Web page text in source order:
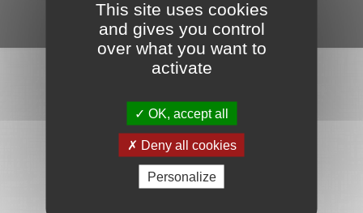
Plan du site
FAQ
Contact
Ce service est proposé par6Tzen
This site uses cookies
and gives you control
over what you want to
activate
OK, accept all
Deny all cookies
Personalize